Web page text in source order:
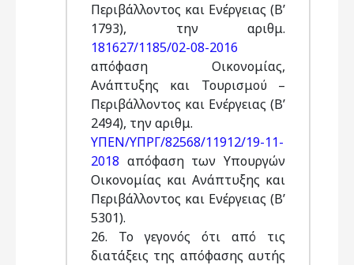
Περιβάλλοντος και Ενέργειας (Β’
1793), την αριθμ.
181627/1185/02-08-2016
απόφαση Οικονομίας,
Ανάπτυξης και Τουρισμού –
Περιβάλλοντος και Ενέργειας (Β’
2494), την αριθμ.
ΥΠΕΝ/ΥΠΡΓ/82568/11912/19-11-
2018 απόφαση των Υπουργών
Οικονομίας και Ανάπτυξης και
Περιβάλλοντος και Ενέργειας (Β’
5301).
26. Το γεγονός ότι από τις
διατάξεις της απόφασης αυτής